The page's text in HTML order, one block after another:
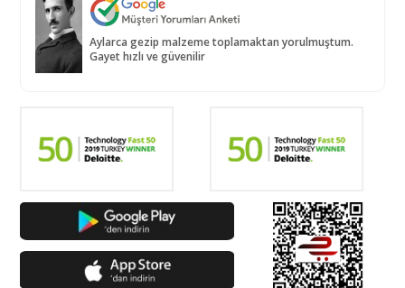
Aylarca gezip malzeme toplamaktan yorulmuştum.
Gayet hızlı ve güvenilir